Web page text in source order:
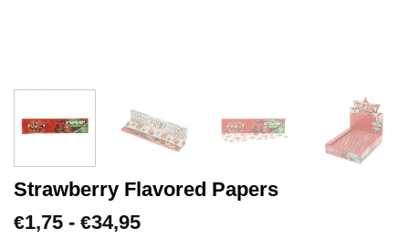
Strawberry Flavored Papers
€1,75 - €34,95Zakres